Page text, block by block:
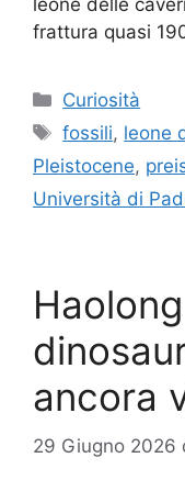
leone delle
frattura quasi
Categorie
Curiosità
Tag
fossili, leone
Pleistocene,
Università di
ancora
29 Giugno 2026